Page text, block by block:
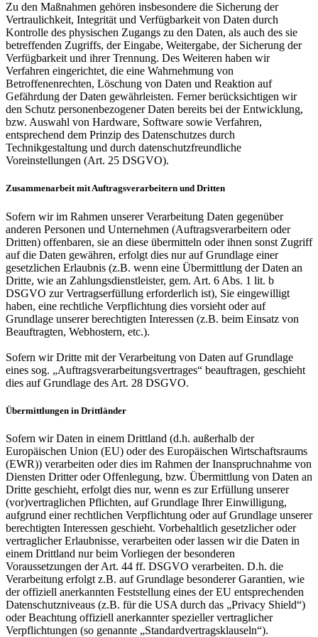
Zu den Maßnahmen gehören insbesondere die Sicherung der
Vertraulichkeit, Integrität und Verfügbarkeit von Daten durch
Kontrolle des physischen Zugangs zu den Daten, als auch des sie
betreffenden Zugriffs, der Eingabe, Weitergabe, der Sicherung der
Verfügbarkeit und ihrer Trennung. Des Weiteren haben wir
Verfahren eingerichtet, die eine Wahrnehmung von
Betroffenenrechten, Löschung von Daten und Reaktion auf
Gefährdung der Daten gewährleisten. Ferner berücksichtigen wir
den Schutz personenbezogener Daten bereits bei der Entwicklung,
bzw. Auswahl von Hardware, Software sowie Verfahren,
entsprechend dem Prinzip des Datenschutzes durch
Technikgestaltung und durch datenschutzfreundliche
Voreinstellungen (Art. 25 DSGVO).
Zusammenarbeit mit Auftragsverarbeitern und Dritten
Sofern wir im Rahmen unserer Verarbeitung Daten gegenüber
anderen Personen und Unternehmen (Auftragsverarbeitern oder
Dritten) offenbaren, sie an diese übermitteln oder ihnen sonst Zugriff
auf die Daten gewähren, erfolgt dies nur auf Grundlage einer
gesetzlichen Erlaubnis (z.B. wenn eine Übermittlung der Daten an
Dritte, wie an Zahlungsdienstleister, gem. Art. 6 Abs. 1 lit. b
DSGVO zur Vertragserfüllung erforderlich ist), Sie eingewilligt
haben, eine rechtliche Verpflichtung dies vorsieht oder auf
Grundlage unserer berechtigten Interessen (z.B. beim Einsatz von
Beauftragten, Webhostern, etc.).
Sofern wir Dritte mit der Verarbeitung von Daten auf Grundlage
eines sog. „Auftragsverarbeitungsvertrages“ beauftragen, geschieht
dies auf Grundlage des Art. 28 DSGVO.
Übermittlungen in Drittländer
Sofern wir Daten in einem Drittland (d.h. außerhalb der
Europäischen Union (EU) oder des Europäischen Wirtschaftsraums
(EWR)) verarbeiten oder dies im Rahmen der Inanspruchnahme von
Diensten Dritter oder Offenlegung, bzw. Übermittlung von Daten an
Dritte geschieht, erfolgt dies nur, wenn es zur Erfüllung unserer
(vor)vertraglichen Pflichten, auf Grundlage Ihrer Einwilligung,
aufgrund einer rechtlichen Verpflichtung oder auf Grundlage unserer
berechtigten Interessen geschieht. Vorbehaltlich gesetzlicher oder
vertraglicher Erlaubnisse, verarbeiten oder lassen wir die Daten in
einem Drittland nur beim Vorliegen der besonderen
Voraussetzungen der Art. 44 ff. DSGVO verarbeiten. D.h. die
Verarbeitung erfolgt z.B. auf Grundlage besonderer Garantien, wie
der offiziell anerkannten Feststellung eines der EU entsprechenden
Datenschutzniveaus (z.B. für die USA durch das „Privacy Shield“)
oder Beachtung offiziell anerkannter spezieller vertraglicher
Verpflichtungen (so genannte „Standardvertragsklauseln“).